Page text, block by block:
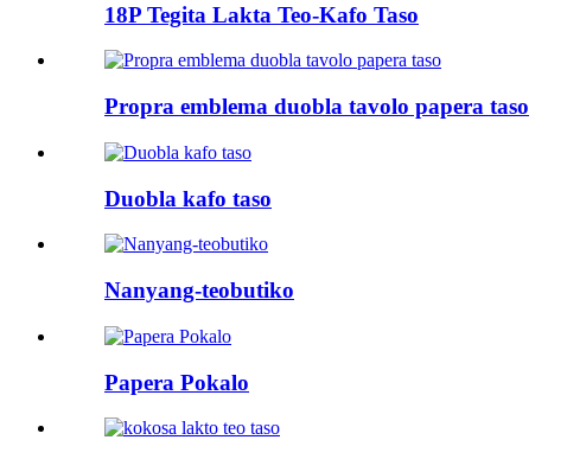
18P Tegita Lakta Teo-Kafo Taso
Propra emblema duobla tavolo papera taso
Duobla kafo taso
Nanyang-teobutiko
Papera Pokalo